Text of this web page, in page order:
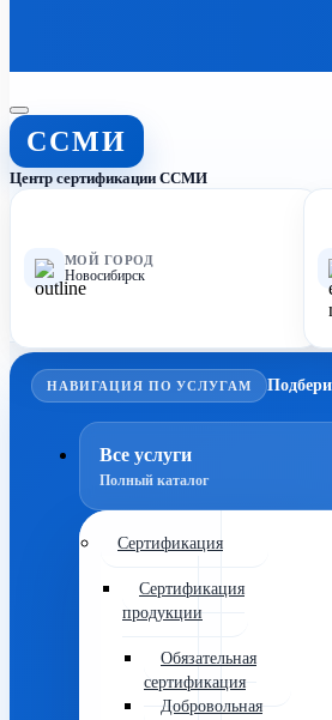
ССМИ
Центр сертификации ССМИ
МОЙ ГОРОД
Новосибирск
НАВИГАЦИЯ ПО УСЛУГАМ
Все услуги
Полный каталог
Сертификация
Сертификация
продукции
Обязательная
сертификация
Добровольная